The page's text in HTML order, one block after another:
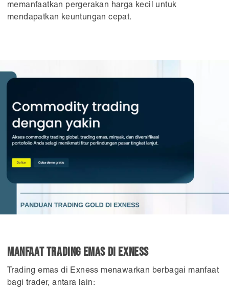
memanfaatkan pergerakan harga kecil untuk
mendapatkan keuntungan cepat.
Manfaat Trading Emas di Exness
Trading emas di Exness menawarkan berbagai manfaat
bagi trader, antara lain: